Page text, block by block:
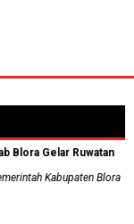
Blora Gelar Ruwatan
Kabupaten Blora